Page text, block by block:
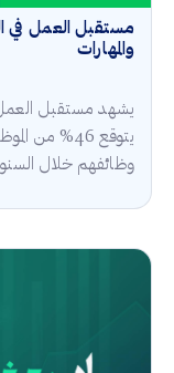
مستقبل العمل في
والمهارات
يشهد مستقبل
يتوقع 46%
وظائفهم خلال